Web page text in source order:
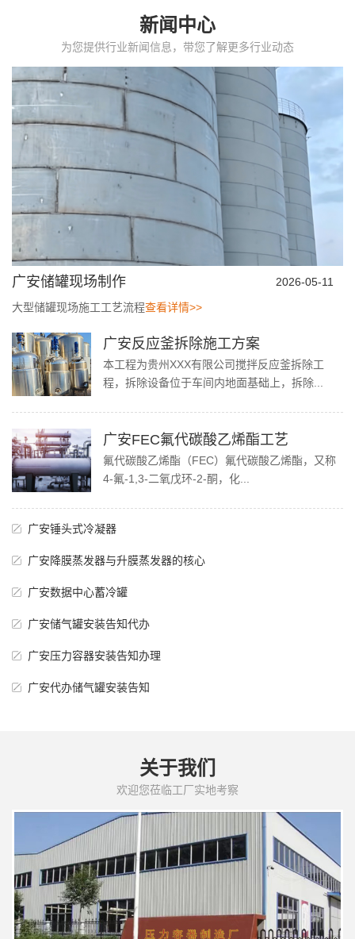
新闻中心
为您提供行业新闻信息，带您了解更多行业动态
广安储罐现场制作
2026-05-11
大型储罐现场施工工艺流程查看详情>>
广安反应釜拆除施工方案
本工程为贵州XXX有限公司搅拌反应釜拆除工
程，拆除设备位于车间内地面基础上，拆除...
广安FEC氟代碳酸乙烯酯工艺
氟代碳酸乙烯酯（FEC）氟代碳酸乙烯酯，又称
4-氟-1,3-二氧戊环-2-酮，化...
广安锤头式冷凝器
广安降膜蒸发器与升膜蒸发器的核心
广安数据中心蓄冷罐
广安储气罐安装告知代办
广安压力容器安装告知办理
广安代办储气罐安装告知
关于我们
欢迎您莅临工厂实地考察